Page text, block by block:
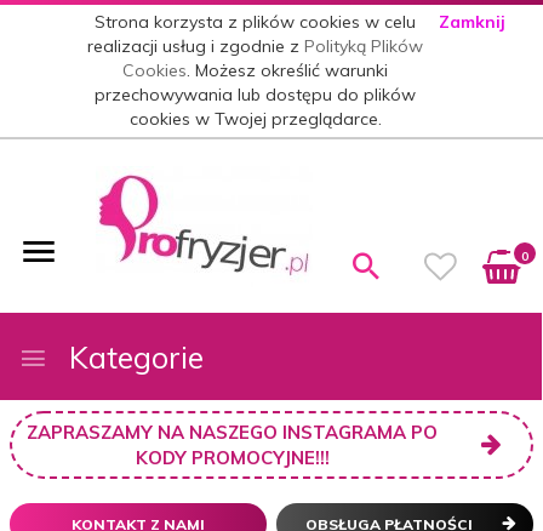
Strona korzysta z plików cookies w celu
realizacji usług i zgodnie zPolityką Plików
Cookies. Możesz określić warunki
przechowywania lub dostępu do plików
cookies w Twojej przeglądarce.
Zamknij
0
Kategorie
ZAPRASZAMY NA NASZEGO INSTAGRAMA PO
KODY PROMOCYJNE!!!
KONTAKT Z NAMI OBSŁUGA PŁATNOŚCI